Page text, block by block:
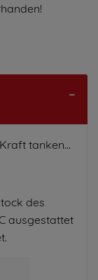
tanken...
des
ausgestattet